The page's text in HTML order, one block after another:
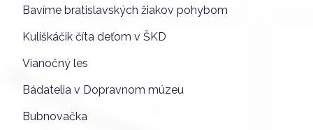
Bavíme bratislavských žiakov pohybom
Kuliškáčik číta deťom v ŠKD
Vianočný les
Bádatelia v Dopravnom múzeu
Bubnovačka